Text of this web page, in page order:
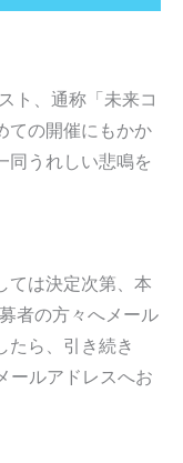
ト、通称「未来コ
ての開催にもかか
同うれしい悲鳴を
ては決定次第、本
者の方々へメール
たら、引き続き
ールアドレスへお